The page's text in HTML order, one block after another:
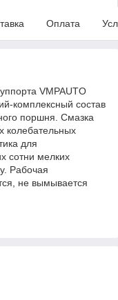
Оплата
VMPAUTO
комплексный состав
поршня. Смазка
колебательных
для
сотни мелких
Рабочая
не вымывается